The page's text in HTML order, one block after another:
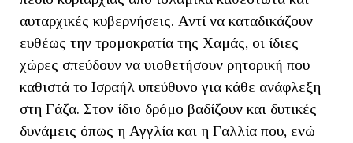
αυταρχικές κυβερνήσεις. Αντί να καταδικάζουν
ευθέως την τρομοκρατία της Χαμάς, οι ίδιες
χώρες σπεύδουν να υιοθετήσουν ρητορική που
καθιστά το Ισραήλ υπεύθυνο για κάθε ανάφλεξη
στη Γάζα. Στον ίδιο δρόμο βαδίζουν και δυτικές
δυνάμεις όπως η Αγγλία και η Γαλλία που, ενώ